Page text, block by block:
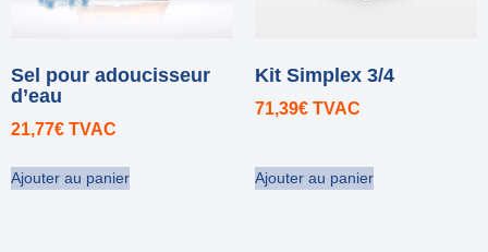
Sel pour adoucisseur
d’eau
21,77€ TVAC
Ajouter au panier
Kit Simplex 3/4
71,39€ TVAC
Ajouter au panier